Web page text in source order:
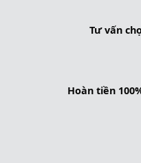
Tư vấn
Hoàn tiền